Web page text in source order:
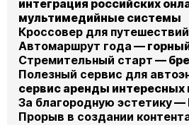
интеграция российских
мультимедийные системы
Кроссовер для путешествий
Автомаршрут года —
Стремительный старт —
Полезный сервис для
сервис аренды
За благородную эстетику—
Прорыв в создании